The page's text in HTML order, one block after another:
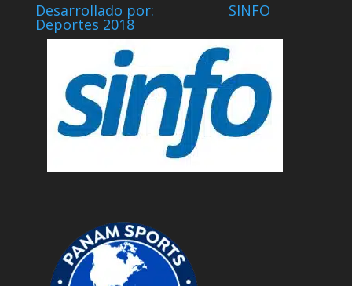
Desarrollado por: SINFO
Deportes 2018